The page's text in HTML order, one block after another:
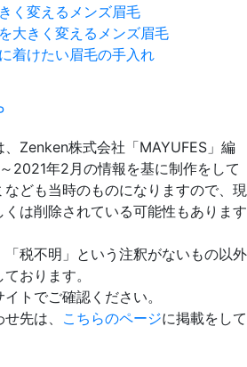
く変えるメンズ眉毛
大きく変えるメンズ眉毛
着けたい眉毛の手入れ
、Zenken株式会社「MAYUFES」編
2021年2月の情報を基に制作をして
ども当時のものになりますので、現
は削除されている可能性もあります
税不明」という注釈がないもの以外
おります。
トでご確認ください。
先は、 こちらのページに掲載をして